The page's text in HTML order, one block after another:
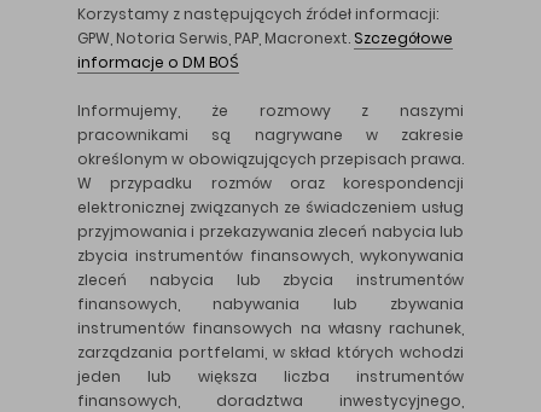
Korzystamy z następujących źródeł informacji:
GPW, Notoria Serwis, PAP, Macronext. Szczegółowe
informacje o DM BOŚ
Informujemy, że rozmowy z naszymi
pracownikami są nagrywane w zakresie
określonym w obowiązujących przepisach prawa.
W przypadku rozmów oraz korespondencji
elektronicznej związanych ze świadczeniem usług
przyjmowania i przekazywania zleceń nabycia lub
zbycia instrumentów finansowych, wykonywania
zleceń nabycia lub zbycia instrumentów
finansowych, nabywania lub zbywania
instrumentów finansowych na własny rachunek,
zarządzania portfelami, w skład których wchodzi
jeden lub większa liczba instrumentów
finansowych, doradztwa inwestycyjnego,